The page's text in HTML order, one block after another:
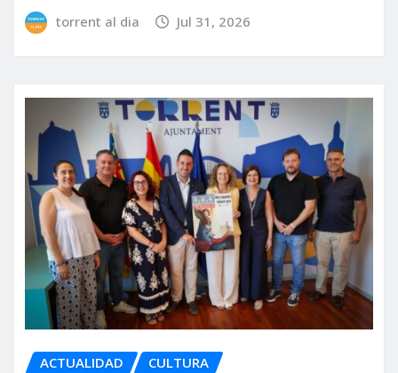
torrent al dia Jul 31, 2026
ACTUALIDAD CULTURA